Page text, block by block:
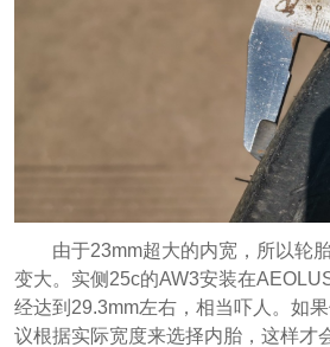
由于23mm超大的内宽，所以轮
变大。实侧25c的AW3安装在
经达到29.3mm左右，相当吓人。如
议根据实际宽度来选择内胎，这样才